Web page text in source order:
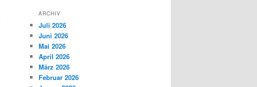
ARCHIV
Juli 2026
Juni 2026
Mai 2026
April 2026
März 2026
Februar 2026